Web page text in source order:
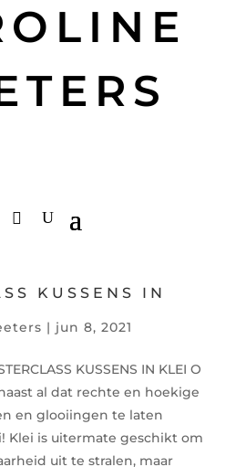
KUSSENS IN
| jun 8, 2021
KUSSENS IN KLEI O
al dat rechte en hoekige
en glooiingen te laten
Klei is uitermate geschikt om
uit te stralen, maar